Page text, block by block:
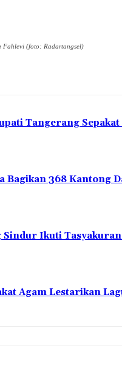
Fahlevi (foto: Radartangsel)
Tangerang Sepakat
Bagikan 368 Kantong
Sindur Ikuti
Agam Lestarikan